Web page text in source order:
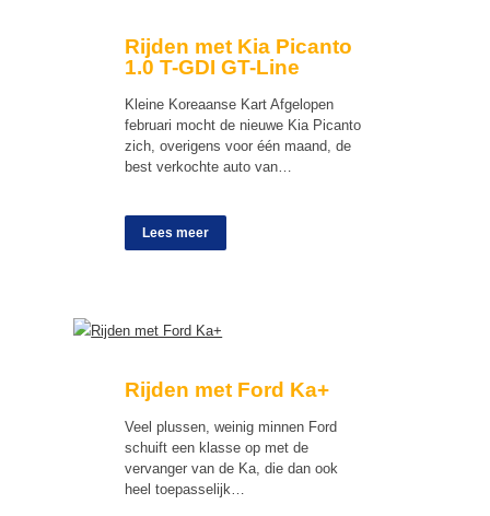
Rijden met Kia Picanto
1.0 T-GDI GT-Line
Kleine Koreaanse Kart Afgelopen
februari mocht de nieuwe Kia Picanto
zich, overigens voor één maand, de
best verkochte auto van…
Lees meer
Rijden met Ford Ka+
Veel plussen, weinig minnen Ford
schuift een klasse op met de
vervanger van de Ka, die dan ook
heel toepasselijk…